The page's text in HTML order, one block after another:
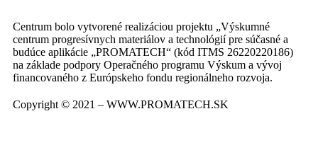
Centrum bolo vytvorené realizáciou projektu „Výskumné
centrum progresívnych materiálov a technológií pre súčasné a
budúce aplikácie „PROMATECH“ (kód ITMS 26220220186)
na základe podpory Operačného programu Výskum a vývoj
financovaného z Európskeho fondu regionálneho rozvoja.
Copyright © 2021 – WWW.PROMATECH.SK